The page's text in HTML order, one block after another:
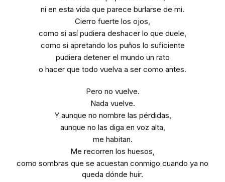
ni en esta vida que parece burlarse de mi.
Cierro fuerte los ojos,
como si así pudiera deshacer lo que duele,
como si apretando los puños lo suficiente
pudiera detener el mundo un rato
o hacer que todo vuelva a ser como antes.
Pero no vuelve.
Nada vuelve.
Y aunque no nombre las pérdidas,
aunque no las diga en voz alta,
me habitan.
Me recorren los huesos,
como sombras que se acuestan conmigo cuando ya no
queda dónde huir.